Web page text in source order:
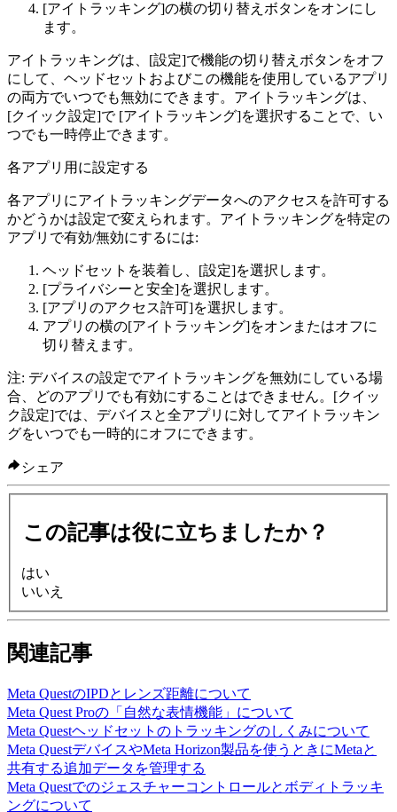
[アイトラッキング]の横の切り替えボタンをオンにし
ます。
アイトラッキングは、 [設定]で機能の切り替えボタンをオフ
にして、ヘッドセットおよびこの機能を使用しているアプリ
の両方でいつでも無効にできます。アイトラッキングは、
[クイック設定]で [アイトラッキング]を選択することで、い
つでも一時停止できます。
各アプリ用に設定する
各アプリにアイトラッキングデータへのアクセスを許可する
かどうかは設定で変えられます。アイトラッキングを特定の
アプリで有効/無効にするには:
ヘッドセットを装着し、 [設定]を選択します。
[プライバシーと安全]を選択します。
[アプリのアクセス許可]を選択します。
アプリの横の[アイトラッキング]をオンまたはオフに
切り替えます。
注: デバイスの設定でアイトラッキングを無効にしている場
合、どのアプリでも有効にすることはできません。 [クイッ
ク設定]では、デバイスと全アプリに対してアイトラッキン
グをいつでも一時的にオフにできます。
シェア
この記事は役に立ちましたか？
はい
いいえ
関連記事
Meta QuestのIPDとレンズ距離について
Meta Quest Proの「自然な表情機能」について
Meta Questヘッドセットのトラッキングのしくみについて
Meta QuestデバイスやMeta Horizon製品を使うときにMetaと
共有する追加データを管理する
Meta Questでのジェスチャーコントロールとボディトラッキ
ングについて